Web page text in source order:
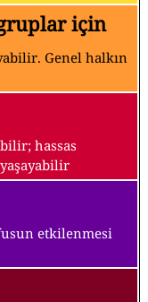
gruplar için
Genel halkın
hassas
etkilenmesi